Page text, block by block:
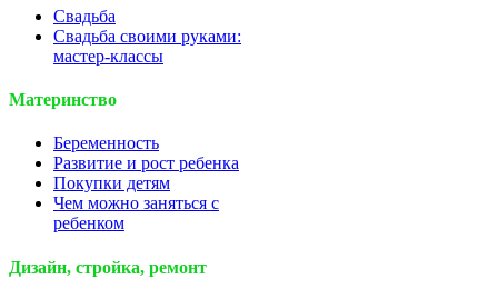
Свадьба
Свадьба своими руками:
мастер-классы
Материнство
Беременность
Развитие и рост ребенка
Покупки детям
Чем можно заняться с
ребенком
Дизайн, стройка, ремонт